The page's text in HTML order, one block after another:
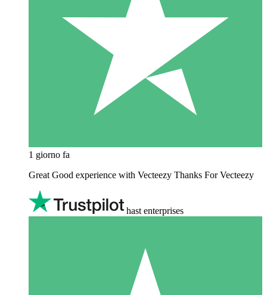
1 giorno fa
Great Good experience with Vecteezy Thanks For Vecteezy
hast enterprises